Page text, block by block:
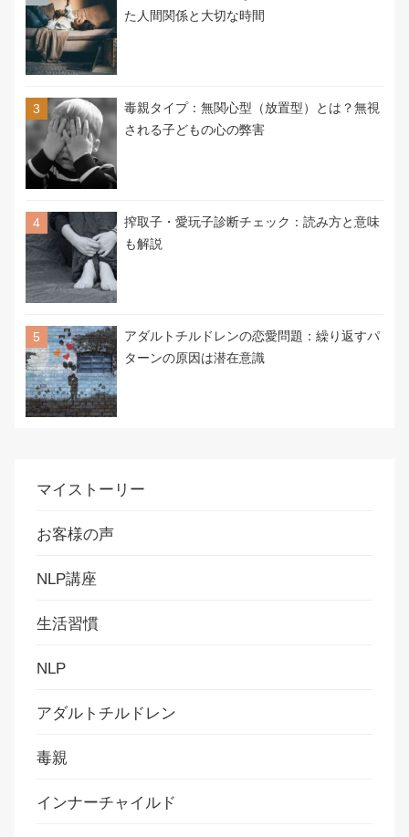
た人間関係と大切な時間
毒親タイプ：無関心型（放置型）とは？無視
される子どもの心の弊害
搾取子・愛玩子診断チェック：読み方と意味
も解説
アダルトチルドレンの恋愛問題：繰り返すパ
ターンの原因は潜在意識
マイストーリー
お客様の声
NLP講座
生活習慣
NLP
アダルトチルドレン
毒親
インナーチャイルド